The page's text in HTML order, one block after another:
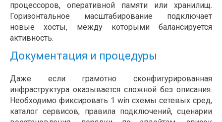
процессоров, оперативной памяти или хранилищ.
Горизонтальное масштабирование подключает
новые хосты, между которыми балансируется
активность.
Документация и процедуры
Даже если грамотно сконфигурированная
инфраструктура оказывается сложной без описания.
Необходимо фиксировать 1 win схемы сетевых сред,
каталог сервисов, правила подключений, сценарии